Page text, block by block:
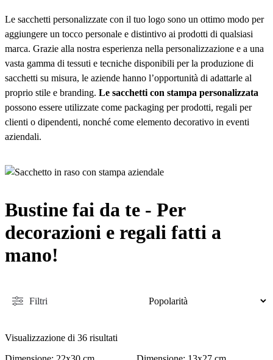
Le sacchetti personalizzate con il tuo logo sono un ottimo modo per
aggiungere un tocco personale e distintivo ai prodotti di qualsiasi
marca. Grazie alla nostra esperienza nella personalizzazione e a una
vasta gamma di tessuti e tecniche disponibili per la produzione di
sacchetti su misura, le aziende hanno l’opportunità di adattarle al
proprio stile e branding. Le sacchetti con stampa personalizzata
possono essere utilizzate come packaging per prodotti, regali per
clienti o dipendenti, nonché come elemento decorativo in eventi
aziendali.
Bustine fai da te - Per
decorazioni e regali fatti a
mano!
Filtri
Visualizzazione di 36 risultati